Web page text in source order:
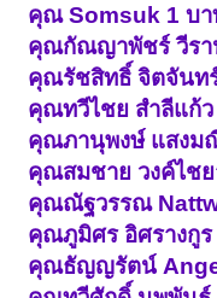
คุณ Somsuk 1 บา
คุณกัณญาพัชร์ วีรา
คุณรัชสิทธิ์ จิตจันท
คุณทวีไชย สำลีแก้
คุณภานุพงษ์ แสงม
คุณสมชาย วงค์ไช
คุณณัฐวรรณ
คุณภูมิศร อิศรางกู
คุณธัญญรัตน์